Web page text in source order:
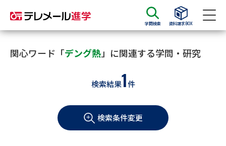
学問検索 資料請求BOX
資料請求 資料検索
大学・短大の資料種類から請求
学部・学科パンフ
関心ワード「デング熱」に関連する学問・研究
検索結果1件
検索条件変更